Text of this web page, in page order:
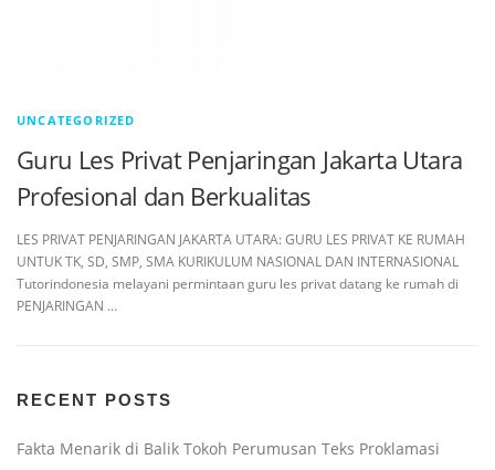
UNCATEGORIZED
Guru Les Privat Penjaringan Jakarta Utara
Profesional dan Berkualitas
LES PRIVAT PENJARINGAN JAKARTA UTARA: GURU LES PRIVAT KE RUMAH
UNTUK TK, SD, SMP, SMA KURIKULUM NASIONAL DAN INTERNASIONAL
Tutorindonesia melayani permintaan guru les privat datang ke rumah di
PENJARINGAN …
RECENT POSTS
Fakta Menarik di Balik Tokoh Perumusan Teks Proklamasi